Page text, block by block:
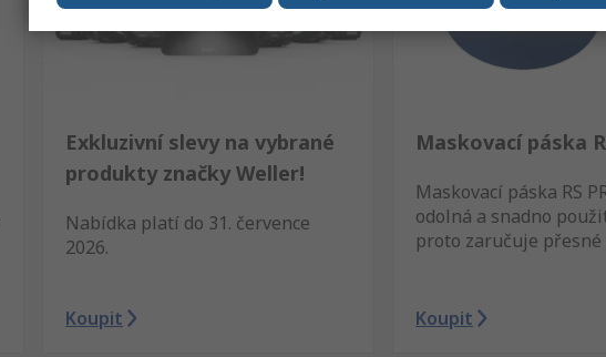
Exkluzivní slevy na vybrané
produkty značky Weller!
Nabídka platí do 31. července
2026.
Koupit
Maskovací páska
Maskovací páska RS
odolná a snadno
proto zaručuje přesné
Koupit